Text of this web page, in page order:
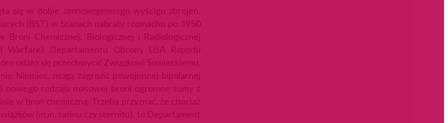
się w dobie zimnowojennego wyścigu zbrojeń.
(BST) w Stanach nabrały rozmachu po 1950
Chemicznej; Biologicznej i Radiologicznej
Warfare) Departamentu Obrony USA Raportu
udało się przechwycić Związkowi Sowieckiemu,
Niemiec, mogą zagrozić powojennej bipolarnej
rodzaju masowej broni ogromne sumy z
w broń chemiczną. Trzeba przyznać, że chociaż
(m.in. sarinu czy sternitu), to Departament